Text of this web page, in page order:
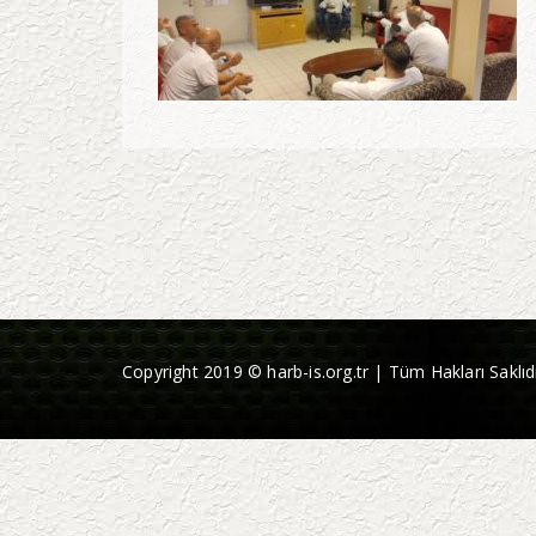
Copyright 2019 © harb-is.org.tr | Tüm Hakları